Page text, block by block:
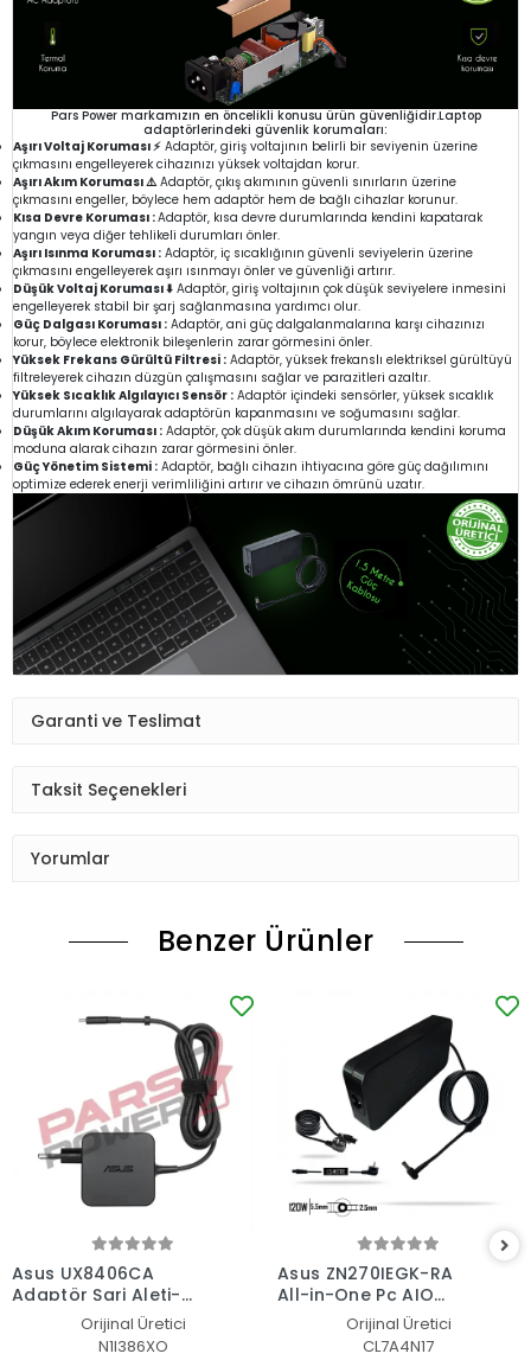
Pars Power markamızın en öncelikli konusu ürün güvenliğidir.Laptop
adaptörlerindeki güvenlik korumaları:
Aşırı Voltaj Koruması ⚡ Adaptör, giriş voltajının belirli bir seviyenin üzerine
çıkmasını engelleyerek cihazınızı yüksek voltajdan korur.
Aşırı Akım Koruması ⚠️Adaptör, çıkış akımının güvenli sınırların üzerine
çıkmasını engeller, böylece hem adaptör hem de bağlı cihazlar korunur.
Kısa Devre Koruması :Adaptör, kısa devre durumlarında kendini kapatarak
yangın veya diğer tehlikeli durumları önler.
Aşırı Isınma Koruması : Adaptör, iç sıcaklığının güvenli seviyelerin üzerine
çıkmasını engelleyerek aşırı ısınmayı önler ve güvenliği artırır.
Düşük Voltaj Koruması ⬇️ Adaptör, giriş voltajının çok düşük seviyelere inmesini
engelleyerek stabil bir şarj sağlanmasına yardımcı olur.
Güç Dalgası Koruması : Adaptör, ani güç dalgalanmalarına karşı cihazınızı
korur, böylece elektronik bileşenlerin zarar görmesini önler.
Yüksek Frekans Gürültü Filtresi : Adaptör, yüksek frekanslı elektriksel gürültüyü
filtreleyerek cihazın düzgün çalışmasını sağlar ve parazitleri azaltır.
Yüksek Sıcaklık Algılayıcı Sensör : Adaptör içindeki sensörler, yüksek sıcaklık
durumlarını algılayarak adaptörün kapanmasını ve soğumasını sağlar.
Düşük Akım Koruması : Adaptör, çok düşük akım durumlarında kendini koruma
moduna alarak cihazın zarar görmesini önler.
Güç Yönetim Sistemi : Adaptör, bağlı cihazın ihtiyacına göre güç dağılımını
optimize ederek enerji verimliliğini artırır ve cihazın ömrünü uzatır.
Garanti ve Teslimat
Taksit Seçenekleri
Yorumlar
Benzer Ürünler
Asus UX8406CA
Adaptör Şarj Aleti-
Orijinal Üretici
N1I386XO
Asus ZN270IEGK-RA
All-in-One Pc AIO
Adaptör Şarj Aleti-
Orijinal Üretici
CL7A4N17